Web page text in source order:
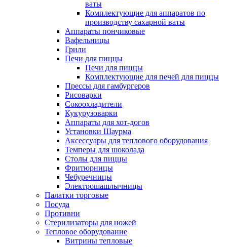
ваты
Комплектующие для аппаратов по
производству сахарной ваты
Аппараты пончиковые
Вафельницы
Грили
Печи для пиццы
Печи для пиццы
Комплектующие для печей для пиццы
Прессы для гамбургеров
Рисоварки
Сокоохладители
Кукурузоварки
Аппараты для хот-догов
Установки Шаурма
Аксессуары для теплового оборудования
Темперы для шоколада
Столы для пиццы
Фритюрницы
Чебуречницы
Электрошашлычницы
Палатки торговые
Посуда
Противни
Стерилизаторы для ножей
Тепловое оборудование
Витрины тепловые